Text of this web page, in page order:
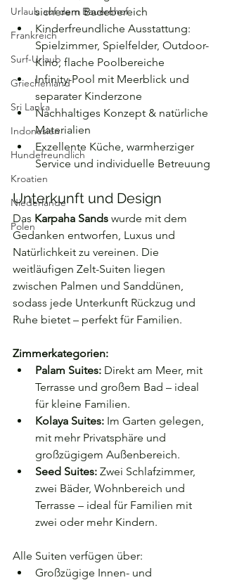
Urlaub auf dem Bauernhof
Frankreich
Surf-Urlaub
Griechenland
Sri Lanka
Indonesien
Hundefreundlich
Kroatien
Niederlande
Polen
sicherem Badebereich
Kinderfreundliche Ausstattung:
Spielzimmer, Spielfelder, Outdoor-
Kino, flache Poolbereiche
Infinity-Pool mit Meerblick und
separater Kinderzone
Nachhaltiges Konzept & natürliche
Materialien
Exzellente Küche, warmherziger
Service und individuelle Betreuung
Unterkunft und Design
Das Karpaha Sands wurde mit dem
Gedanken entworfen, Luxus und
Natürlichkeit zu vereinen. Die
weitläufigen Zelt-Suiten liegen
zwischen Palmen und Sanddünen,
sodass jede Unterkunft Rückzug und
Ruhe bietet – perfekt für Familien.
Zimmerkategorien:
Palam Suites: Direkt am Meer, mit
Terrasse und großem Bad – ideal
für kleine Familien.
Kolaya Suites: Im Garten gelegen,
mit mehr Privatsphäre und
großzügigem Außenbereich.
Seed Suites: Zwei Schlafzimmer,
zwei Bäder, Wohnbereich und
Terrasse – ideal für Familien mit
zwei oder mehr Kindern.
Alle Suiten verfügen über:
Großzügige Innen- und